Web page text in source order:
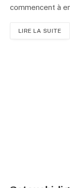
commencent à
LIRE LA SUITE